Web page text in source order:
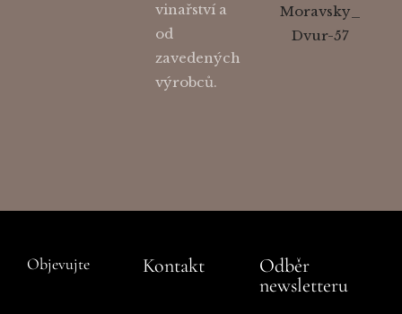
vinařství a
od
zavedených
výrobců.
Objevujte Kontakt
Odběr
newsletteru